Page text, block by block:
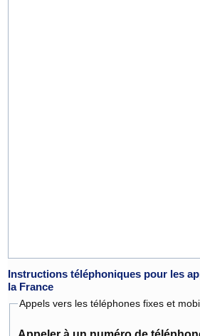
Instructions téléphoniques pour les
la France
Appels vers les téléphones fixes et